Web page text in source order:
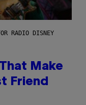
RADIO DISNEY
Make
Friend